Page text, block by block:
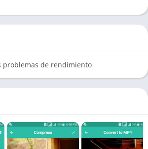
problemas de rendimiento